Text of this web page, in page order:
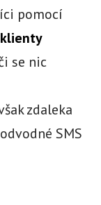
pomocí
se nic
zdaleka
SMS